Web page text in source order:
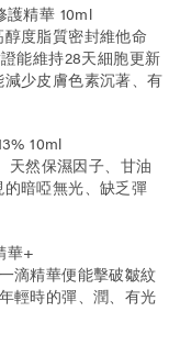
護精華 10ml
度脂質密封維他命
能維持28天細胞更新
少皮膚色素沉著、有
10ml
天然保濕因子、甘油
暗啞無光、缺乏彈
華+
滴精華便能擊破皺紋
輕時的彈、潤、有光